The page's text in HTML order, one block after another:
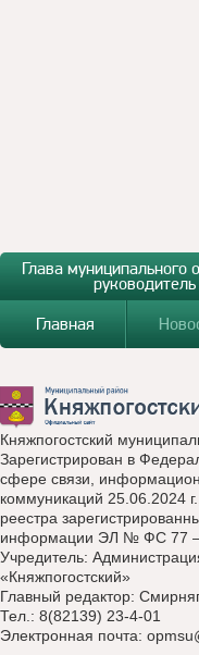
Глава муниципального
Главная
Княжпогостский
Зарегистрирован в
сфере связи,
коммуникаций 25.06.2024
реестра
информации ЭЛ № ФС 77
Учредитель:
«Княжпогостский»
Главный редактор:
Тел.: 8(82139) 23-4-01
Электронная почта: